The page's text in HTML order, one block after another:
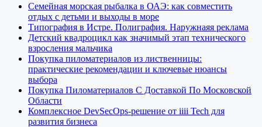
Семейная морская рыбалка в ОАЭ: как совместить
отдых с детьми и выходы в море
Типография в Истре. Полиграфия. Наружнаяя реклама
Детский квадроцикл как значимый этап технического
взросления мальчика
Покупка пиломатериалов из лиственницы:
практические рекомендации и ключевые нюансы
выбора
Покупка Пиломатериалов С Доставкой По Московской
Области
Комплексное DevSecOps-решение от iiii Tech для
развития бизнеса